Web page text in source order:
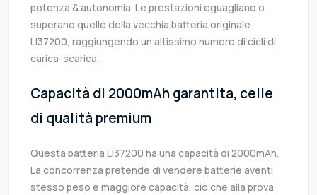
potenza & autonomia. Le prestazioni eguagliano o
superano quelle della vecchia batteria originale
LI37200, raggiungendo un altissimo numero di cicli di
carica-scarica.
Capacità di 2000mAh garantita, celle
di qualità premium
Questa batteria LI37200 ha una capacità di 2000mAh.
La concorrenza pretende di vendere batterie aventi
stesso peso e maggiore capacità, ciò che alla prova